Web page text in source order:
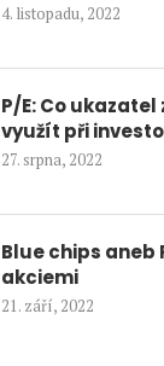
4. listopadu, 2022
P/E: Co
využít při
27. srpna, 2022
Blue chips aneb
akciemi
21. září, 2022